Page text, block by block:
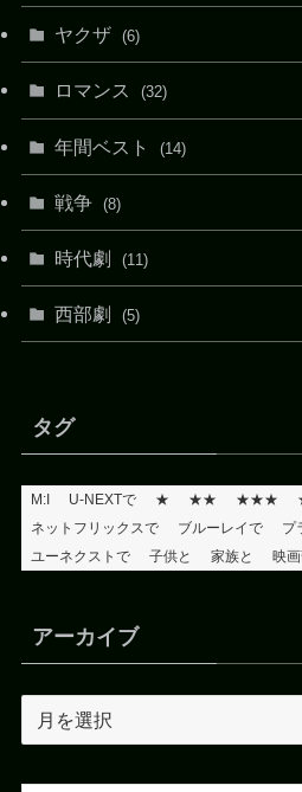
ヤクザ (6)
ロマンス (32)
年間ベスト (14)
戦争 (8)
時代劇 (11)
西部劇 (5)
タグ
M:I U-NEXTで ★ ★★ ★★★
ネットフリックスで
ブルーレイで
プ
ユーネクストで
子供と 家族と 映画
アーカイブ
ー